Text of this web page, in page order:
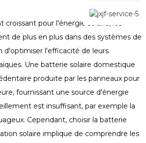
croissant pour l'énergie solaire, les
de plus en plus dans des systèmes de
d'optimiser l'efficacité de leurs
Une batterie solaire domestique
produite par les panneaux pour
fournissant une source d'énergie
est insuffisant, par exemple la
Cependant, choisir la batterie
solaire implique de comprendre les